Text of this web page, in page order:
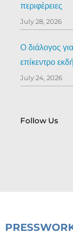
περιφέρειες
July 28, 2026
Ο διάλογος
επίκεντρο
July 24, 2026
Follow Us
PRESS